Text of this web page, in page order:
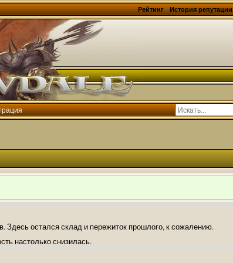
История репутации
Рейтинг
Здесь остался склад и пережиток прошлого, к сожалению.
настолько снизилась.